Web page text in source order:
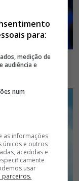
para:
medição de
audiência e
num
as informações
únicos e outros
acedidas e
usar
parceiros.